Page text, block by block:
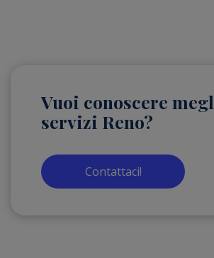
Vuoi conoscere
servizi Reno?
Contattaci!